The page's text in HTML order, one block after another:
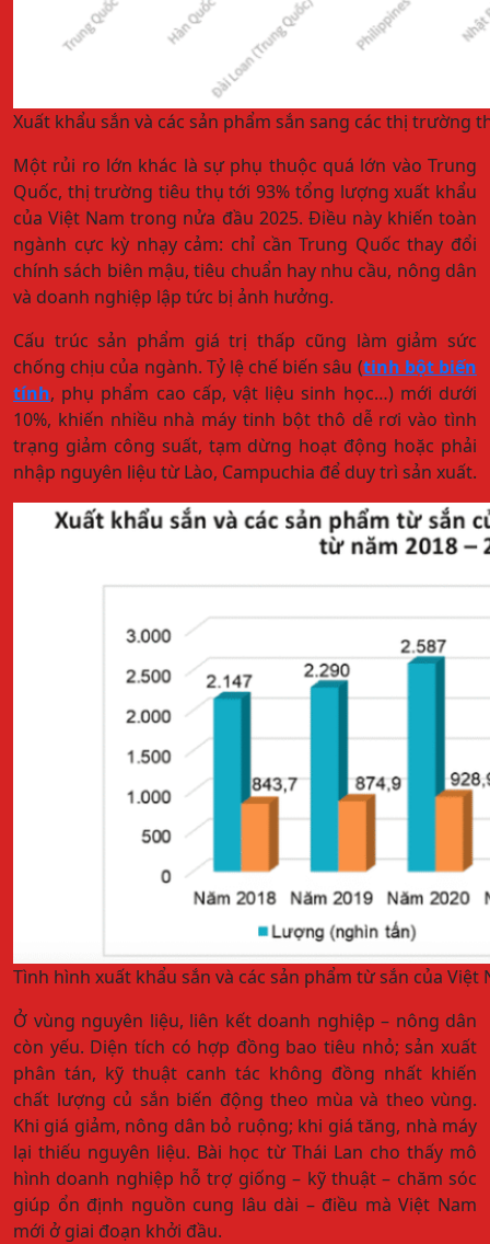
Xuất khẩu sắn và các sản phẩm sắn sang các thị trường
Một rủi ro lớn khác là sự phụ thuộc quá lớn vào Trung
Quốc, thị trường tiêu thụ tới 93% tổng lượng xuất khẩu
của Việt Nam trong nửa đầu 2025. Điều này khiến toàn
ngành cực kỳ nhạy cảm: chỉ cần Trung Quốc thay đổi
chính sách biên mậu, tiêu chuẩn hay nhu cầu, nông dân
và doanh nghiệp lập tức bị ảnh hưởng.
Cấu trúc sản phẩm giá trị thấp cũng làm giảm sức
chống chịu của ngành. Tỷ lệ chế biến sâu (tinh bột biến
tính, phụ phẩm cao cấp, vật liệu sinh học…) mới dưới
10%, khiến nhiều nhà máy tinh bột thô dễ rơi vào tình
trạng giảm công suất, tạm dừng hoạt động hoặc phải
nhập nguyên liệu từ Lào, Campuchia để duy trì sản xuất.
Tình hình xuất khẩu sắn và các sản phẩm từ sắn của Việt
Ở vùng nguyên liệu, liên kết doanh nghiệp – nông dân
còn yếu. Diện tích có hợp đồng bao tiêu nhỏ; sản xuất
phân tán, kỹ thuật canh tác không đồng nhất khiến
chất lượng củ sắn biến động theo mùa và theo vùng.
Khi giá giảm, nông dân bỏ ruộng; khi giá tăng, nhà máy
lại thiếu nguyên liệu. Bài học từ Thái Lan cho thấy mô
hình doanh nghiệp hỗ trợ giống – kỹ thuật – chăm sóc
giúp ổn định nguồn cung lâu dài – điều mà Việt Nam
mới ở giai đoạn khởi đầu.